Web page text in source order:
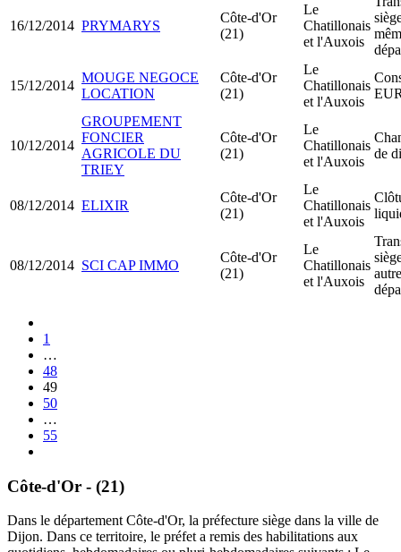
16/12/2014 PRYMARYS
Côte-d'Or
(21)
Le
Chatillonais
et l'Auxois
15/12/2014
MOUGE NEGOCE
LOCATION
Côte-d'Or
(21)
Le
Chatillonais
et l'Auxois
10/12/2014
GROUPEMENT
FONCIER
AGRICOLE DU
TRIEY
Côte-d'Or
(21)
Le
Chatillonais
et l'Auxois
de
08/12/2014 ELIXIR
Côte-d'Or
(21)
Le
Chatillonais
et l'Auxois
08/12/2014 SCI CAP IMMO
Côte-d'Or
(21)
Le
Chatillonais
et l'Auxois
autre
1
…
48
49
50
…
55
Côte-d'Or - (21)
Dans le département Côte-d'Or, la préfecture siège dans la ville de
Dijon. Dans ce territoire, le préfet a remis des habilitations aux